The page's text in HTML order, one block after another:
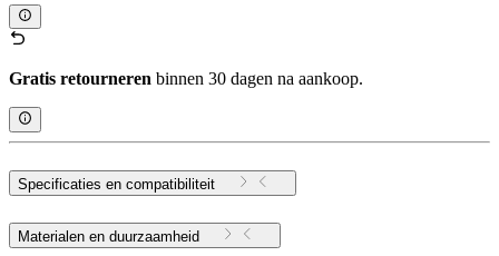
Gratis retourneren binnen 30 dagen na aankoop.
Specificaties en compatibiliteit
Materialen en duurzaamheid